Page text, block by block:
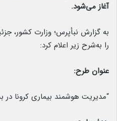
آغاز می‌شود.
به گزارش نبأپرس؛ وزارت کشور،
را به‌شرح زیر اعلام کرد:
عنوان طرح:
“مدیریت هوشمند بیماری کرونا در